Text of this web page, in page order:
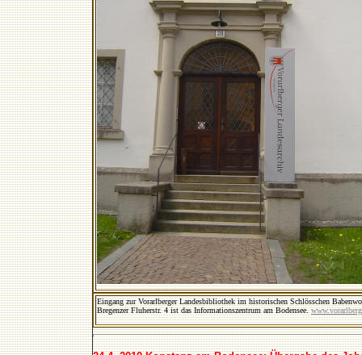
Eingang zur Vorarlberger Landesbibliothek im historischen Schlösschen
Bregenzer Fluherstr. 4 ist das Informationszentrum am Bodensee.